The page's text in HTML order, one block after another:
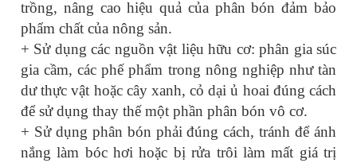
trồng, nâng cao hiệu quả của phân bón đảm bảo
phẩm chất của nông sản.
+ Sử dụng các nguồn vật liệu hữu cơ: phân gia súc
gia cầm, các phế phẩm trong nông nghiệp như tàn
dư thực vật hoặc cây xanh, cỏ dại ủ hoai đúng cách
để sử dụng thay thế một phần phân bón vô cơ.
+ Sử dụng phân bón phải đúng cách, tránh để ánh
nắng làm bóc hơi hoặc bị rửa trôi làm mất giá trị